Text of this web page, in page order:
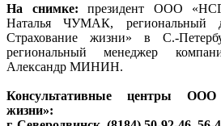
На снимке: президент ООО
Наталья ЧУМАК,
Страхование жизни» в С.-
региональный менеджер
Александр МИНИН.
Консультативные центры
жизни»: